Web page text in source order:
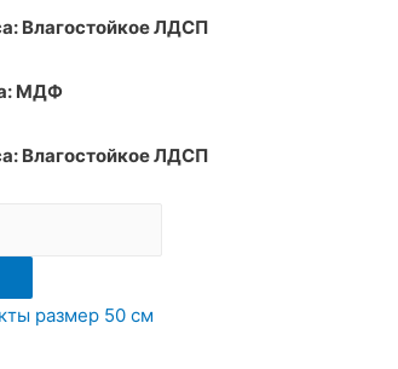
Влагостойкое ЛДСП
МДФ
Влагостойкое ЛДСП
размер 50 см